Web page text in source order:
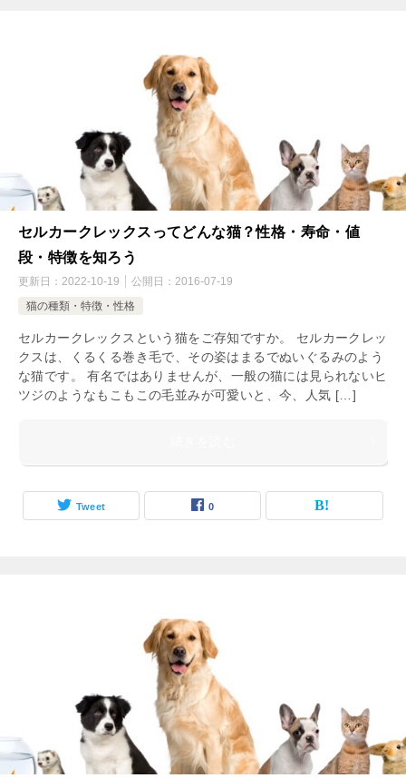
セルカークレックスってどんな猫？性格・寿命・値
段・特徴を知ろう
更新日： 2022-10-19 公開日： 2016-07-19
猫の種類・特徴・性格
セルカークレックスという猫をご存知ですか。 セルカークレッ
クスは、くるくる巻き毛で、その姿はまるでぬいぐるみのよう
な猫です。 有名ではありませんが、一般の猫には見られないヒ
ツジのようなもこもこの毛並みが可愛いと、今、人気 […]
Tweet 0